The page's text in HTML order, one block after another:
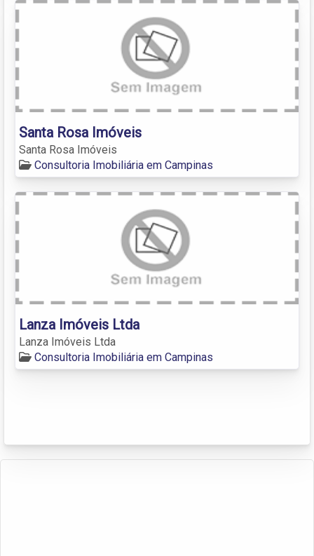
Santa Rosa Imóveis
Santa Rosa Imóveis
Consultoria Imobiliária em Campinas
Lanza Imóveis Ltda
Lanza Imóveis Ltda
Consultoria Imobiliária em Campinas